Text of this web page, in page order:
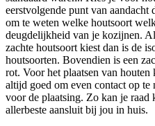
eerstvolgende punt van
om te weten welke houtsoort
deugdelijkheid van je kozijnen.
zachte houtsoort kiest dan is de
houtsoorten. Bovendien is een
rot. Voor het plaatsen van
altijd goed om even contact op
voor de plaatsing. Zo kan je
allerbeste aansluit bij jou in huis.